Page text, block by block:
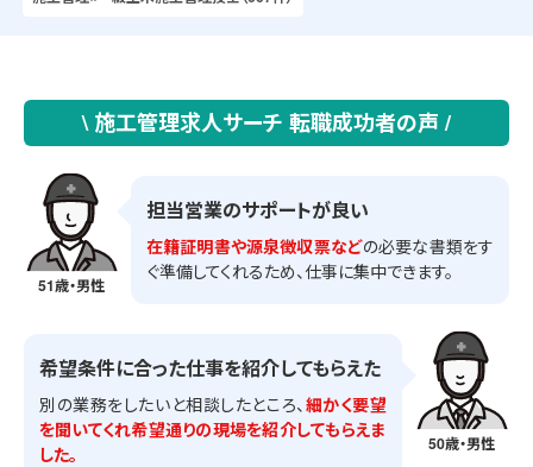
\ 施工管理求人サーチ 転職成功者の声 /
51歳・男性
担当営業のサポートが良い
在籍証明書や源泉徴収票などの必要な書類をす
ぐ準備してくれるため、仕事に集中できます。
50歳・男性
希望条件に合った仕事を紹介してもらえた
別の業務をしたいと相談したところ、 細かく要望
を聞いてくれ希望通りの現場を紹介してもらえま
した。